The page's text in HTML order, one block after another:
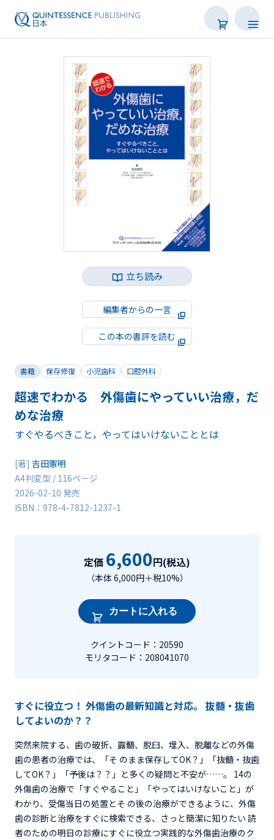
雑誌
映像
電子BOOK
立ち読み
編集者からの一言
この本の書評を読む
書籍 保存修復 小児歯科 口腔外科
超速でわかる 外傷歯にやっていい治療，だ
めな治療
すぐやるべきこと，やってはいけないこととは
[著] 吉田憲明
A4判変型 / 116ページ
2026-02-10 発売
ISBN：978-4-7812-1237-1
定価 6,600円(税込)
（本体 6,000円＋税10%）
カートに入れる
クイントコード：20590
モリタコード：208041070
すぐに役立つ！ 外傷歯の最新知識と対応。 抜髄・抜歯
してよいのか？？
突然来院する、歯の破折、露髄、脱臼、埋入、脱離などの外傷
歯の患者の治療では、「そ のまま保存してOK？」「抜髄・抜歯
してOK？」「予後は？？」と多くの疑問と不安が……。 14の
外傷歯の治療で「すぐやること」「やってはいけないこと」が
わかり、受傷当日の処置とそ の後の治療ができるように、外傷
歯の診断と治療をすぐに検索できる、さっと簡潔に知りたい 読
者のための明日の診療にすぐに役立つ実践的な外傷歯治療のク